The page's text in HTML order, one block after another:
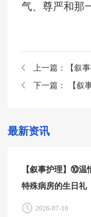
气、尊严和那
上一篇：
下一篇：
最新资讯
【叙事护理】⑩温
特殊病房的生日礼
2026-07-10